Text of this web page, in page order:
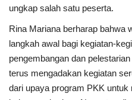
ungkap salah satu peserta.
Rina Mariana berharap bahwa
langkah awal bagi kegiatan-
pengembangan dan
terus mengadakan kegiatan
dari upaya program PKK